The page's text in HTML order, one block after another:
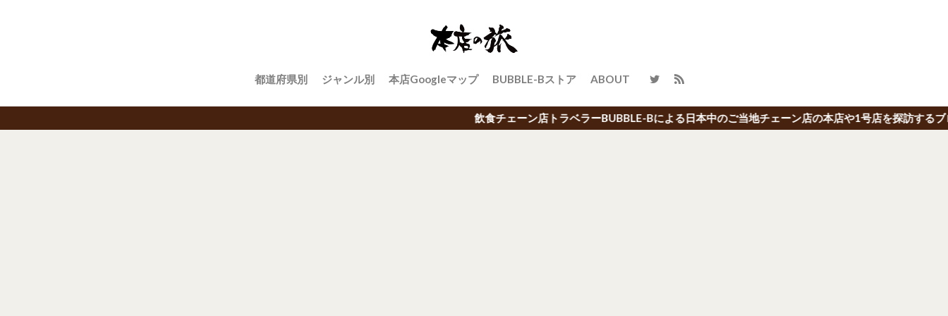
都道府県別 ジャンル別 本店Googleマップ BUBBLE-Bストア ABOUT
飲食チェーン店トラベラーBUBBLE-Bによる日本中のご当地チェーン店の本店や1号店を探訪するブログ「本店の旅」